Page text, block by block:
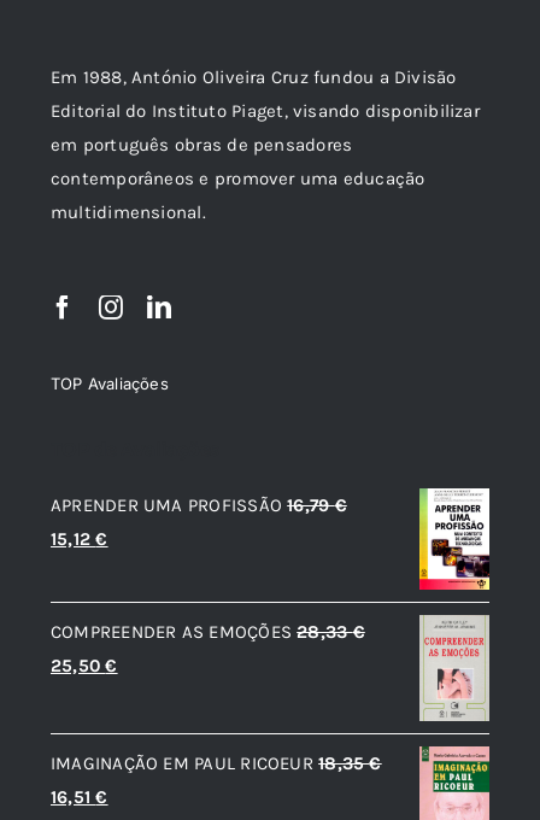
Em 1988, António Oliveira Cruz fundou a Divisão
Editorial do Instituto Piaget, visando disponibilizar
em português obras de pensadores
contemporâneos e promover uma educação
multidimensional.
TOP Avaliações
APRENDER UMA PROFISSÃO 16,79€
O
original
era:
16,79 €.
15,12€
atual
é:
15,12 €.
COMPREENDER AS EMOÇÕES 28,33€
O
original
era:
28,33 €.
25,50€
atual
é:
IMAGINAÇÃO EM PAUL RICOEUR 18,35€
O
16,51€